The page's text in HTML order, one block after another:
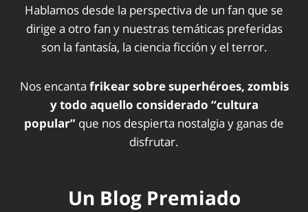
Hablamos desde la perspectiva de un fan que se
dirige a otro fan y nuestras temáticas preferidas
son la fantasía, la ciencia ficción y el terror.
Nos encanta frikear sobre superhéroes, zombis
y todo aquello considerado “cultura
popular” que nos despierta nostalgia y ganas de
disfrutar.
Un Blog Premiado